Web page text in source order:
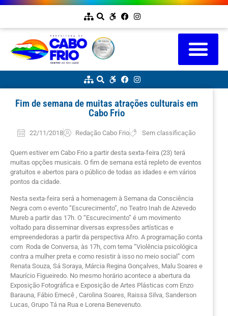
Fim de semana de muitas atrações culturais em
Cabo Frio
22/11/2018 Redação Cabo Frio Sem classificação
Quem estiver em Cabo Frio a partir desta sexta-feira (23) terá
muitas opções musicais. O fim de semana está repleto de eventos
gratuitos e abertos para o público de todas as idades e em vários
pontos da cidade.
Nesta sexta-feira será a homenagem à Semana da Consciência
Negra com o evento “Escurecimento”, no Teatro Inah de Azevedo
Mureb a partir das 17h. O “Escurecimento” é um movimento
voltado para disseminar diversas expressões artísticas e
empreendedoras a partir da perspectiva Afro. A programação conta
com Roda de Conversa, às 17h, com tema “Violência psicológica
contra a mulher preta e como resistir à isso no meio social” com
Renata Souza, Sá Soraya, Márcia Regina Gonçalves, Malu Soares e
Maurício Figueiredo. No mesmo horário acontece a abertura da
Exposição Fotográfica e Exposição de Artes Plásticas com Enzo
Barauna, Fábio Emecê , Carolina Soares, Raissa Silva, Sanderson
Lucas, Grupo Tá na Rua e Lorena Benevenuto.